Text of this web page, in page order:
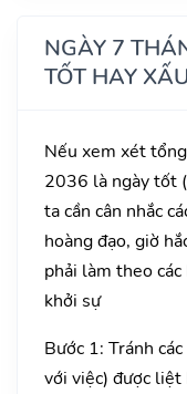
NGÀY 7
TỐT HAY
Nếu xem xét
2036 là ngày tốt
ta cần cân nhắc
hoàng đạo, giờ
phải làm theo
khởi sự
Bước 1: Tránh
với việc) được liệt